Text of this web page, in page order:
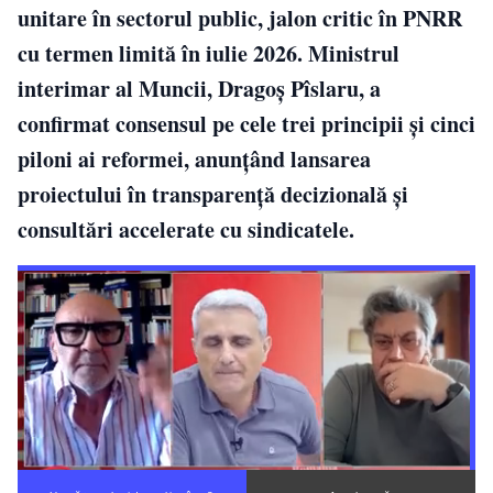
unitare în sectorul public, jalon critic în PNRR
cu termen limită în iulie 2026. Ministrul
interimar al Muncii, Dragoș Pîslaru, a
confirmat consensul pe cele trei principii și cinci
piloni ai reformei, anunțând lansarea
proiectului în transparență decizională și
consultări accelerate cu sindicatele.